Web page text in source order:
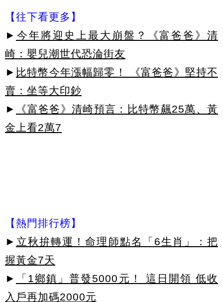
【往下看更多】
► 今年將迎史上最大崩盤？《富爸爸》清
崎：嬰兒潮世代恐淪街友
► 比特幣今年漲幅歸零！ 《富爸爸》堅持不
賣：坐等大印鈔
►
《富爸爸》清崎預言：比特幣飆25萬、黃
金上看2萬7
【熱門排行榜】
► 立秋拚轉運！命理師點名「6生肖」：把
握黃金7天
►
「1鄉鎮」普發5000元！ 這日開領 低收
入戶再加碼2000元